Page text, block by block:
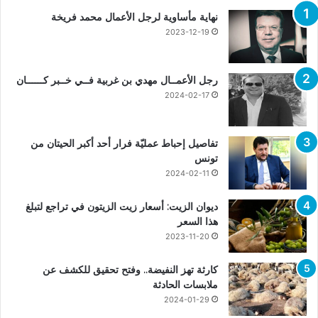
نهاية مأساوية لرجل الأعمال محمد فريخة
2023-12-19
رجل الأعمــال مهدي بن غربية فــي خــبر كــــــان
2024-02-17
تفاصيل إحباط عمليّة فرار أحد أكبر الحيتان من
تونس
2024-02-11
ديوان الزيت: أسعار زيت الزيتون في تراجع لتبلغ
هذا السعر
2023-11-20
كارثة تهز النفيضة.. وفتح تحقيق للكشف عن
ملابسات الحادثة
2024-01-29